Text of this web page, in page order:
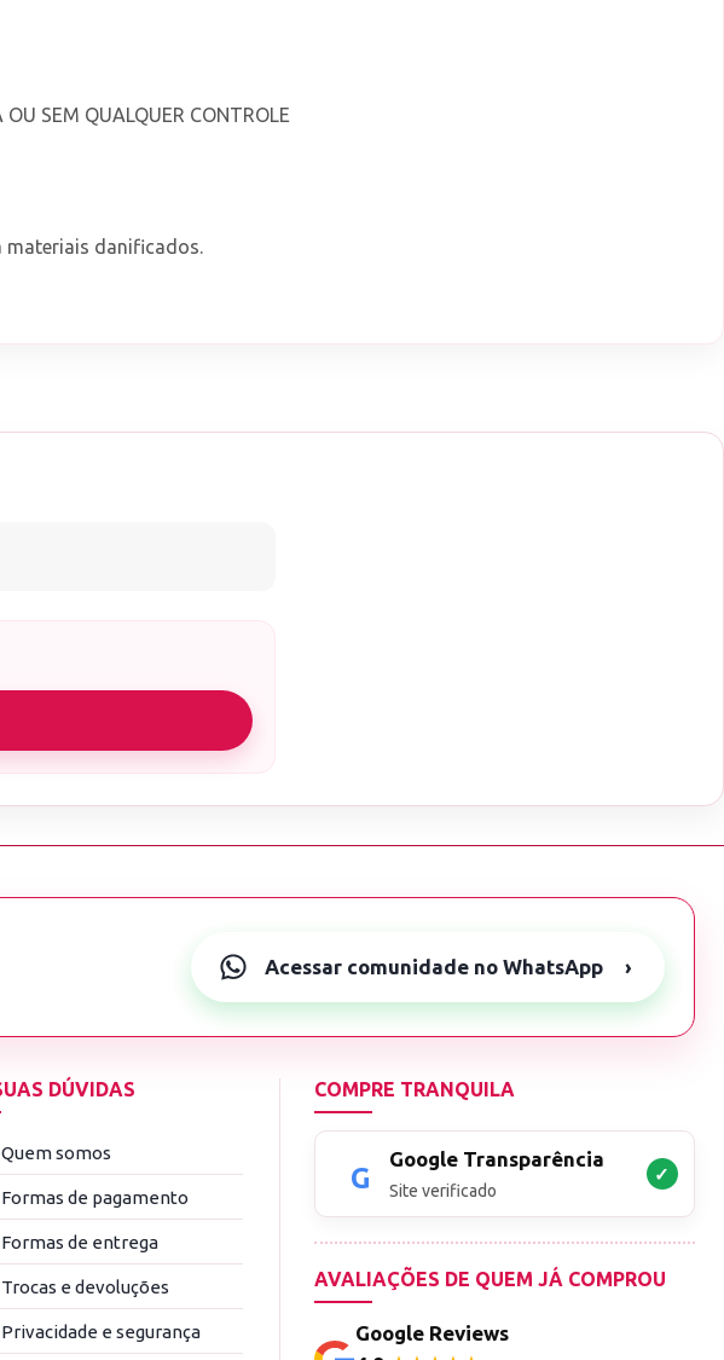
SEM QUALQUER CONTROLE
materiais danificados.
Acessar comunidade no WhatsApp ›
DÚVIDAS
Quem somos
Formas de pagamento
Formas de entrega
Trocas e devoluções
Privacidade e segurança
COMPRE TRANQUILA
Google Transparência
Site verificado
✓
AVALIAÇÕES DE QUEM JÁ COMPROU
Google Reviews